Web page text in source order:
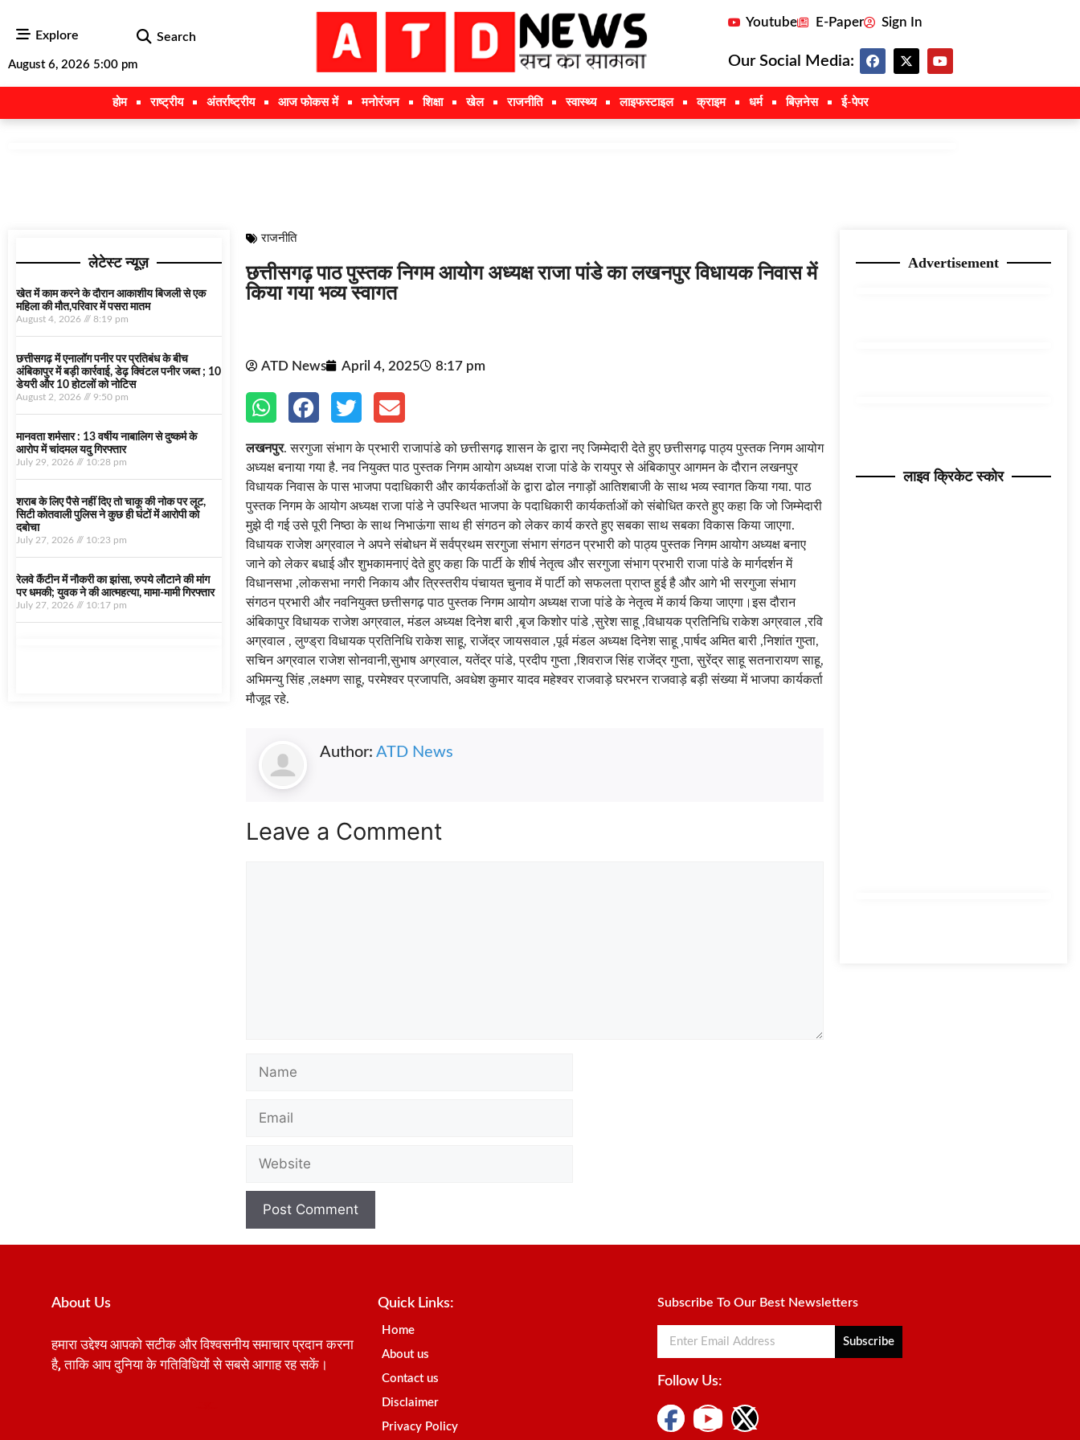
Explore Search
August 6, 2026 5:00 pm
Youtube E-Paper Sign In
Our Social Media:
होम राष्ट्रीय अंतर्राष्ट्रीय आज फोकस में मनोरंजन शिक्षा खेल राजनीति स्वास्थ्य लाइफस्टाइल क्राइम धर्म बिज़नेस ई-पेपर
लेटेस्ट न्यूज़
खेत में काम करने के दौरान आकाशीय बिजली से एक
महिला की मौत,परिवार में पसरा मातम
August 4, 2026 8:19 pm
छत्तीसगढ़ में एनालॉग पनीर पर प्रतिबंध के बीच
अंबिकापुर में बड़ी कार्रवाई, डेढ़ क्विंटल पनीर जब्त ; 10
डेयरी और 10 होटलों को नोटिस
August 2, 2026 9:50 pm
मानवता शर्मसार : 13 वर्षीय नाबालिग से दुष्कर्म के
आरोप में चांदमल यदु गिरफ्तार
July 29, 2026 10:28 pm
शराब के लिए पैसे नहीं दिए तो चाकू की नोक पर लूट,
सिटी कोतवाली पुलिस ने कुछ ही घंटों में आरोपी को
दबोचा
July 27, 2026 10:23 pm
रेलवे कैंटीन में नौकरी का झांसा, रुपये लौटाने की मांग
पर धमकी; युवक ने की आत्महत्या, मामा-मामी गिरफ्तार
July 27, 2026 10:17 pm
राजनीति
छत्तीसगढ़ पाठ पुस्तक निगम आयोग अध्यक्ष राजा पांडे का लखनपुर विधायक निवास में
किया गया भव्य स्वागत
ATD News April 4, 2025 8:17 pm
लखनपुर. सरगुजा संभाग के प्रभारी राजापांडे को छत्तीसगढ़ शासन के द्वारा नए जिम्मेदारी देते हुए छत्तीसगढ़ पाठ्य पुस्तक निगम आयोग
अध्यक्ष बनाया गया है. नव नियुक्त पाठ पुस्तक निगम आयोग अध्यक्ष राजा पांडे के रायपुर से अंबिकापुर आगमन के दौरान लखनपुर
विधायक निवास के पास भाजपा पदाधिकारी और कार्यकर्ताओं के द्वारा ढोल नगाड़ों आतिशबाजी के साथ भव्य स्वागत किया गया. पाठ
पुस्तक निगम के आयोग अध्यक्ष राजा पांडे ने उपस्थित भाजपा के पदाधिकारी कार्यकर्ताओं को संबोधित करते हुए कहा कि जो जिम्मेदारी
मुझे दी गई उसे पूरी निष्ठा के साथ निभाऊंगा साथ ही संगठन को लेकर कार्य करते हुए सबका साथ सबका विकास किया जाएगा.
विधायक राजेश अग्रवाल ने अपने संबोधन में सर्वप्रथम सरगुजा संभाग संगठन प्रभारी को पाठ्य पुस्तक निगम आयोग अध्यक्ष बनाए
जाने को लेकर बधाई और शुभकामनाएं देते हुए कहा कि पार्टी के शीर्ष नेतृत्व और सरगुजा संभाग प्रभारी राजा पांडे के मार्गदर्शन में
विधानसभा ,लोकसभा नगरी निकाय और त्रिस्तरीय पंचायत चुनाव में पार्टी को सफलता प्राप्त हुई है और आगे भी सरगुजा संभाग
संगठन प्रभारी और नवनियुक्त छत्तीसगढ़ पाठ पुस्तक निगम आयोग अध्यक्ष राजा पांडे के नेतृत्व में कार्य किया जाएगा।इस दौरान
अंबिकापुर विधायक राजेश अग्रवाल, मंडल अध्यक्ष दिनेश बारी ,बृज किशोर पांडे ,सुरेश साहू ,विधायक प्रतिनिधि राकेश अग्रवाल ,रवि
अग्रवाल , लुण्ड्रा विधायक प्रतिनिधि राकेश साहू, राजेंद्र जायसवाल ,पूर्व मंडल अध्यक्ष दिनेश साहू ,पार्षद अमित बारी ,निशांत गुप्ता,
सचिन अग्रवाल राजेश सोनवानी,सुभाष अग्रवाल, यतेंद्र पांडे, प्रदीप गुप्ता ,शिवराज सिंह राजेंद्र गुप्ता, सुरेंद्र साहू सतनारायण साहू,
अभिमन्यु सिंह ,लक्ष्मण साहू, परमेश्वर प्रजापति, अवधेश कुमार यादव महेश्वर राजवाड़े घरभरन राजवाड़े बड़ी संख्या में भाजपा कार्यकर्ता
मौजूद रहे.
Author: ATD News
Leave a Comment
Advertisement
लाइव क्रिकेट स्कोर
About Us
हमारा उद्देश्य आपको सटीक और विश्वसनीय समाचार प्रदान करना
है, ताकि आप दुनिया के गतिविधियों से सबसे आगाह रह सकें।
Quick Links:
Home
About us
Contact us
Disclaimer
Privacy Policy
Subscribe To Our Best Newsletters
Subscribe
Follow Us: